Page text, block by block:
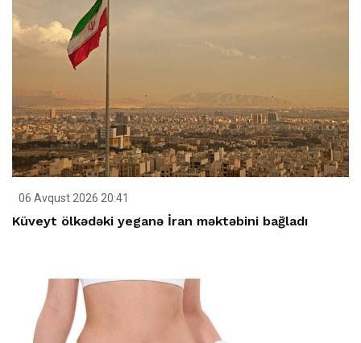
06 Avqust 2026 20:41
Küveyt ölkədəki yeganə İran məktəbini bağladı